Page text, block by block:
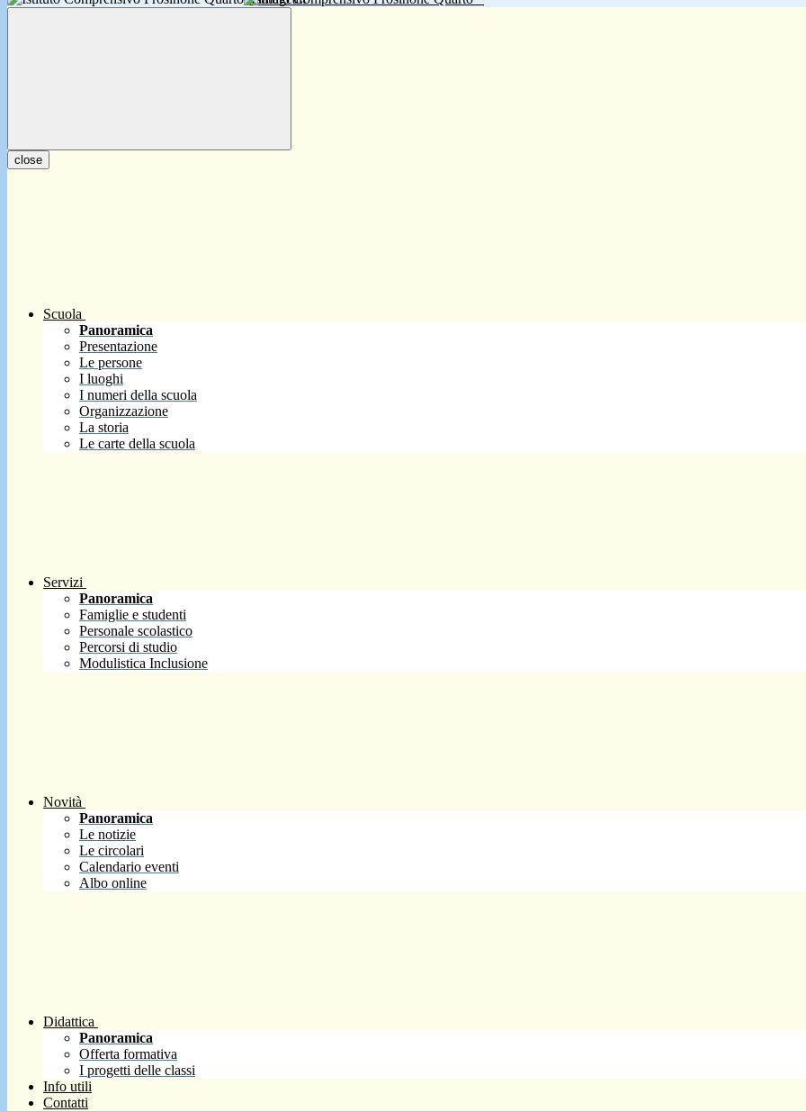
close
Scuola
Panoramica
Presentazione
Le persone
I luoghi
I numeri della scuola
Organizzazione
La storia
Le carte della scuola
Servizi
Panoramica
Famiglie e studenti
Personale scolastico
Percorsi di studio
Modulistica Inclusione
Novità
Panoramica
Le notizie
Le circolari
Calendario eventi
Albo online
Didattica
Panoramica
Offerta formativa
I progetti delle classi
Info utili
Contatti